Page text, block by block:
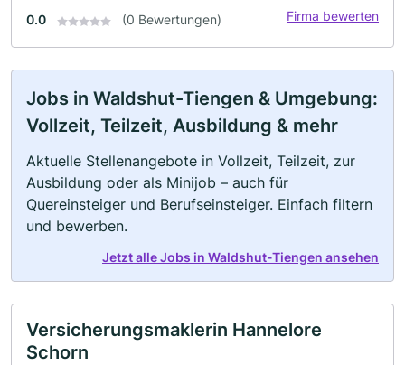
0.0 (0 Bewertungen) Firma bewerten
Jobs in Waldshut-Tiengen & Umgebung:
Vollzeit, Teilzeit, Ausbildung & mehr
Aktuelle Stellenangebote in Vollzeit, Teilzeit, zur
Ausbildung oder als Minijob – auch für
Quereinsteiger und Berufseinsteiger. Einfach filtern
und bewerben.
Jetzt alle Jobs in Waldshut-Tiengen ansehen
Versicherungsmaklerin Hannelore
Schorn